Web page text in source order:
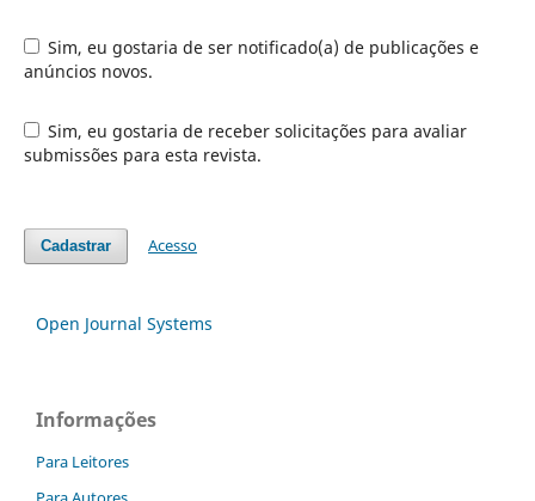
Sim, eu gostaria de ser notificado(a) de publicações e
anúncios novos.
Sim, eu gostaria de receber solicitações para avaliar
submissões para esta revista.
Cadastrar Acesso
Open Journal Systems
Informações
Para Leitores